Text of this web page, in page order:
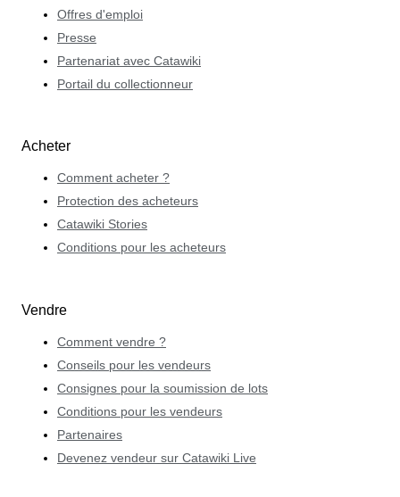
Offres d'emploi
Presse
Partenariat avec Catawiki
Portail du collectionneur
Acheter
Comment acheter ?
Protection des acheteurs
Catawiki Stories
Conditions pour les acheteurs
Vendre
Comment vendre ?
Conseils pour les vendeurs
Consignes pour la soumission de lots
Conditions pour les vendeurs
Partenaires
Devenez vendeur sur Catawiki Live